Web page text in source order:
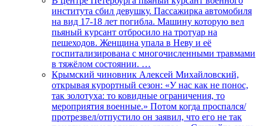
института сбил девушку. Пассажирка автомобиля
на вид 17-18 лет погибла. Машину которую вел
пьяный курсант отбросило на тротуар на
пешеходов. Женщина упала в Неву и её
госпитализирована с многочисленными травмами
в тяжёлом состоянии. …
Крымский чиновник Алексей Михайловский,
открывая курортный сезон: «У нас как не понос,
так золотуха: то ковидные ограничения, то
мероприятия военные.» Потом когда проспался/
протрезвел/отпустило он заявил, что его не так